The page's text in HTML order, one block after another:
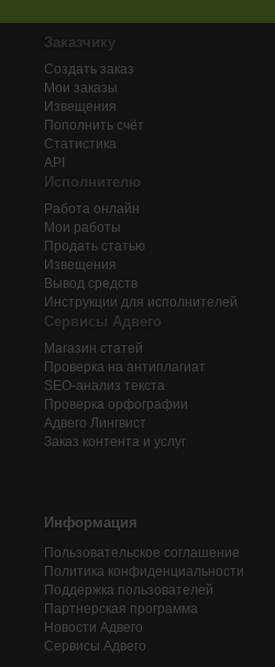
Заказчику
Создать заказ
Мои заказы
Извещения
Пополнить счёт
Статистика
API
Исполнителю
Работа онлайн
Мои работы
Продать статью
Извещения
Вывод средств
Инструкции для исполнителей
Сервисы Адвего
Магазин статей
Проверка на антиплагиат
SEO-анализ текста
Проверка орфографии
Адвего Лингвист
Заказ контента и услуг
Информация
Пользовательское соглашение
Политика конфиденциальности
Поддержка пользователей
Партнерская программа
Новости Адвего
Сервисы Адвего